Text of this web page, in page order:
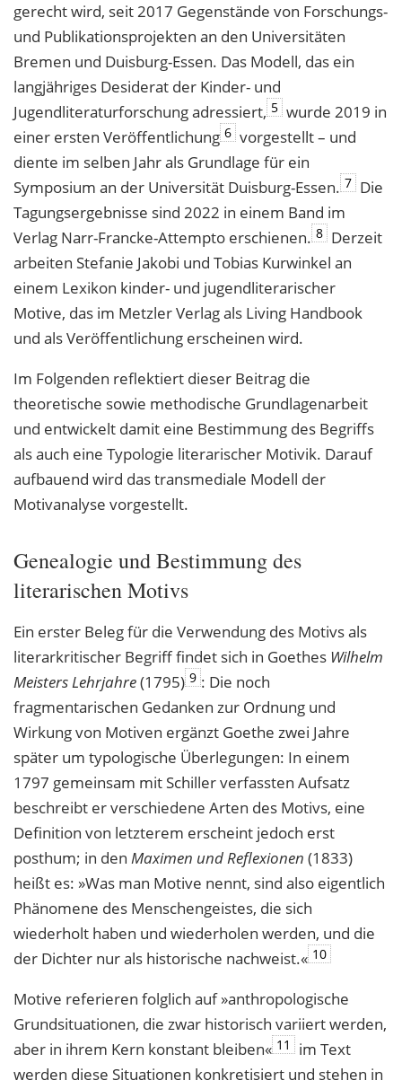
gerecht wird, seit 2017 Gegenstände von Forschungs-
und Publikationsprojekten an den Universitäten
Bremen und Duisburg-Essen. Das Modell, das ein
langjähriges Desiderat der Kinder- und
Jugendliteraturforschung adressiert, 5 wurde 2019 in
einer ersten Veröffentlichung 6 vorgestellt – und
diente im selben Jahr als Grundlage für ein
Symposium an der Universität Duisburg-Essen. 7 Die
Tagungsergebnisse sind 2022 in einem Band im
Verlag Narr-Francke-Attempto erschienen. 8 Derzeit
arbeiten Stefanie Jakobi und Tobias Kurwinkel an
einem Lexikon kinder- und jugendliterarischer
Motive, das im Metzler Verlag als Living Handbook
und als Veröffentlichung erscheinen wird.
Im Folgenden reflektiert dieser Beitrag die
theoretische sowie methodische Grundlagenarbeit
und entwickelt damit eine Bestimmung des Begriffs
als auch eine Typologie literarischer Motivik. Darauf
aufbauend wird das transmediale Modell der
Motivanalyse vorgestellt.
Genealogie und Bestimmung des
literarischen Motivs
Ein erster Beleg für die Verwendung des Motivs als
literarkritischer Begriff findet sich in Goethes Wilhelm
Meisters Lehrjahre(1795) 9 : Die noch
fragmentarischen Gedanken zur Ordnung und
Wirkung von Motiven ergänzt Goethe zwei Jahre
später um typologische Überlegungen: In einem
1797 gemeinsam mit Schiller verfassten Aufsatz
beschreibt er verschiedene Arten des Motivs, eine
Definition von letzterem erscheint jedoch erst
posthum; in den Maximen und Reflexionen (1833)
heißt es: »Was man Motive nennt, sind also eigentlich
Phänomene des Menschengeistes, die sich
wiederholt haben und wiederholen werden, und die
der Dichter nur als historische nachweist.« 10
Motive referieren folglich auf »anthropologische
Grundsituationen, die zwar histo­risch variiert werden,
aber in ihrem Kern konstant bleiben« 11
im Text
werden diese Situationen konkretisiert und stehen in